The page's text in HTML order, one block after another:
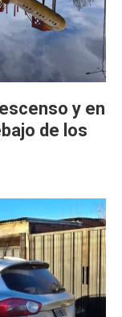
y en
de los